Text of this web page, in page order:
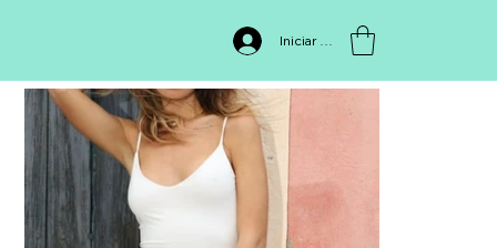
Iniciar sesión
3086 Vestido Moni